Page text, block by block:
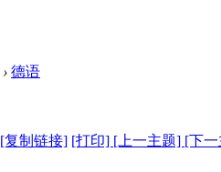
› 德语
[复制链接] [打印] [上一主题] [下